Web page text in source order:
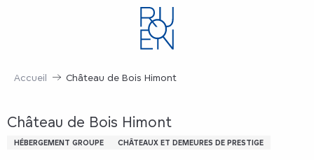
Accueil Château de Bois Himont
Château de Bois Himont
HÉBERGEMENT GROUPE CHÂTEAUX ET DEMEURES DE PRESTIGE